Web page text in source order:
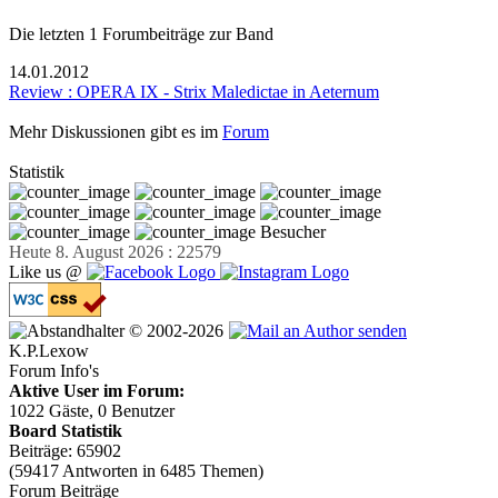
Die letzten 1 Forumbeiträge zur Band
14.01.2012
Review : OPERA IX - Strix Maledictae in Aeternum
Mehr Diskussionen gibt es im Forum
Statistik
Besucher
Heute 8. August 2026 : 22579
Like us @
© 2002-2026
K.P.Lexow
Forum Info's
Aktive User im Forum:
1022 Gäste, 0 Benutzer
Board Statistik
Beiträge: 65902
(59417 Antworten in 6485 Themen)
Forum Beiträge